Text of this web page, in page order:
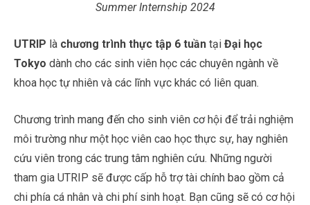
Summer Internship 2024
UTRIP là chương trình thực tập 6 tuần tại Đại học
Tokyo dành cho các sinh viên học các chuyên ngành về
khoa học tự nhiên và các lĩnh vực khác có liên quan.
Chương trình mang đến cho sinh viên cơ hội để trải nghiệm
môi trường như một học viên cao học thực sự, hay nghiên
cứu viên trong các trung tâm nghiên cứu. Những người
tham gia UTRIP sẽ được cấp hỗ trợ tài chính bao gồm cả
chi phía cá nhân và chi phí sinh hoạt. Bạn cũng sẽ có cơ hội